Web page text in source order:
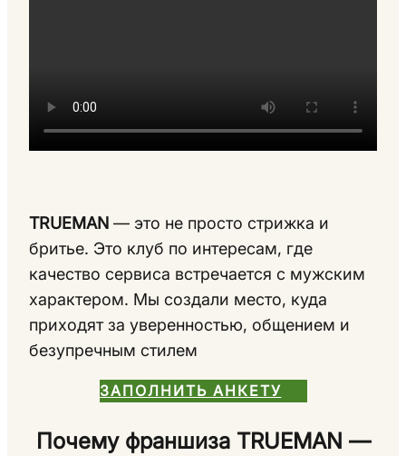
TRUEMAN — это не просто стрижка и
бритье. Это клуб по интересам, где
качество сервиса встречается с мужским
характером. Мы создали место, куда
приходят за уверенностью, общением и
безупречным стилем
ЗАПОЛНИТЬ АНКЕТУ
Почему франшиза TRUEMAN —